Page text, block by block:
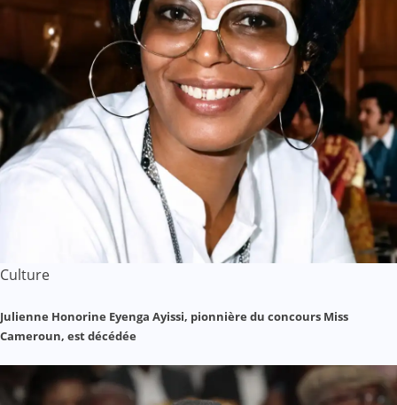
Culture
Julienne Honorine Eyenga Ayissi, pionnière du concours Miss
Cameroun, est décédée